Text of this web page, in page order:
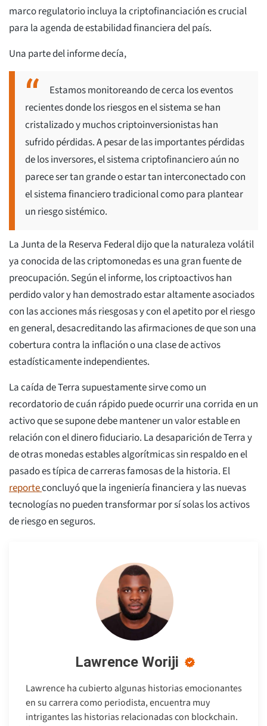
marco regulatorio incluya la criptofinanciación es crucial
para la agenda de estabilidad financiera del país.
Una parte del informe decía,
Estamos monitoreando de cerca los eventos
recientes donde los riesgos en el sistema se han
cristalizado y muchos criptoinversionistas han
sufrido pérdidas. A pesar de las importantes pérdidas
de los inversores, el sistema criptofinanciero aún no
parece ser tan grande o estar tan interconectado con
el sistema financiero tradicional como para plantear
un riesgo sistémico.
La Junta de la Reserva Federal dijo que la naturaleza volátil
ya conocida de las criptomonedas es una gran fuente de
preocupación. Según el informe, los criptoactivos han
perdido valor y han demostrado estar altamente asociados
con las acciones más riesgosas y con el apetito por el riesgo
en general, desacreditando las afirmaciones de que son una
cobertura contra la inflación o una clase de activos
estadísticamente independientes.
La caída de Terra supuestamente sirve como un
recordatorio de cuán rápido puede ocurrir una corrida en un
activo que se supone debe mantener un valor estable en
relación con el dinero fiduciario. La desaparición de Terra y
de otras monedas estables algorítmicas sin respaldo en el
pasado es típica de carreras famosas de la historia. El
reporteconcluyó que la ingeniería financiera y las nuevas
tecnologías no pueden transformar por sí solas los activos
de riesgo en seguros.
Lawrence Woriji
Lawrence ha cubierto algunas historias emocionantes
en su carrera como periodista, encuentra muy
intrigantes las historias relacionadas con blockchain.